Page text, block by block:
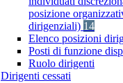
posizione
dirigenziali) 14
Elenco posizioni
Posti di funzione
Ruolo dirigenti
Dirigenti cessati